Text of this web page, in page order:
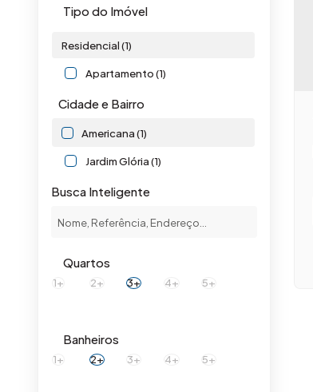
Tipo do Imóvel
Residencial (1)
Apartamento (1)
Cidade e Bairro
Americana (1)
Jardim Glória (1)
Busca Inteligente
Quartos
1+ 2+ 3+ 4+ 5+
Banheiros
1+ 2+ 3+ 4+ 5+